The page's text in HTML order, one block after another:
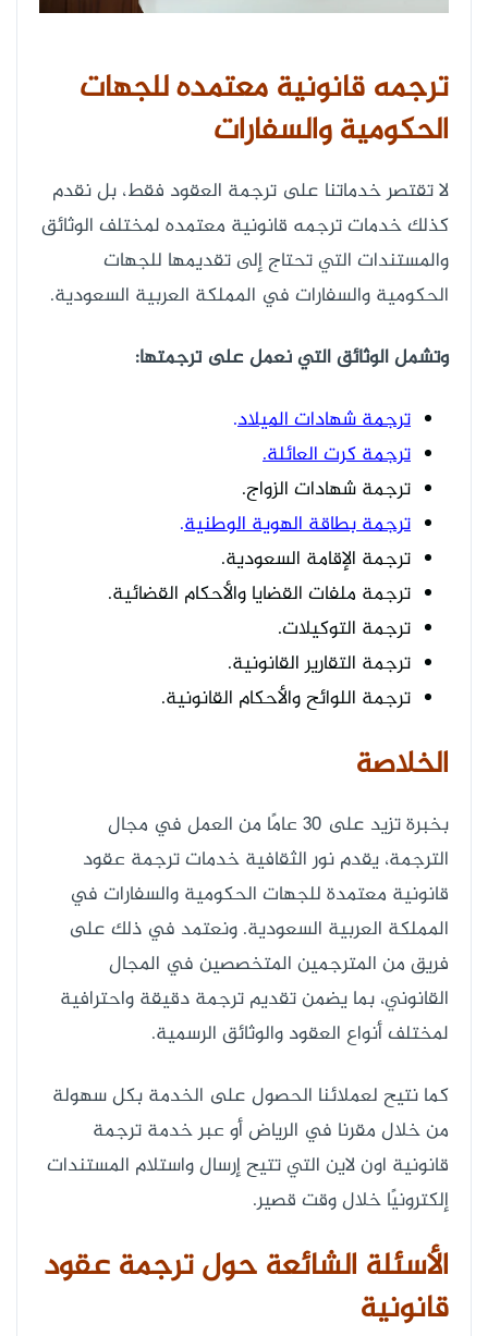
ترجمه قانونية معتمده للجهات
الحكومية والسفارات
لا تقتصر خدماتنا على ترجمة العقود فقط، بل نقدم
كذلك خدمات ترجمه قانونية معتمده لمختلف الوثائق
والمستندات التي تحتاج إلى تقديمها للجهات
الحكومية والسفارات في المملكة العربية السعودية.
وتشمل الوثائق التي نعمل على ترجمتها:
ترجمة شهادات الميلاد.
ترجمة كرت العائلة.
ترجمة شهادات الزواج.
ترجمة بطاقة الهوية الوطنية.
ترجمة الإقامة السعودية.
ترجمة ملفات القضايا والأحكام القضائية.
ترجمة التوكيلات.
ترجمة التقارير القانونية.
ترجمة اللوائح والأحكام القانونية.
الخلاصة
بخبرة تزيد على 30 عامًا من العمل في مجال
الترجمة، يقدم نور الثقافية خدمات ترجمة عقود
قانونية معتمدة للجهات الحكومية والسفارات في
المملكة العربية السعودية. ونعتمد في ذلك على
فريق من المترجمين المتخصصين في المجال
القانوني، بما يضمن تقديم ترجمة دقيقة واحترافية
لمختلف أنواع العقود والوثائق الرسمية.
كما نتيح لعملائنا الحصول على الخدمة بكل سهولة
من خلال مقرنا في الرياض أو عبر خدمة ترجمة
قانونية اون لاين التي تتيح إرسال واستلام المستندات
إلكترونيًا خلال وقت قصير.
الأسئلة الشائعة حول ترجمة عقود
قانونية